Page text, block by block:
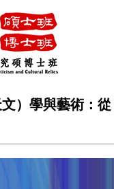
）學與藝術：從